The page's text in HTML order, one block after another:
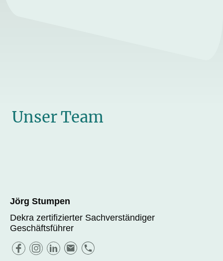
Unser Team
Jörg Stumpen
Dekra zertifizierter Sachverständiger
Geschäftsführer